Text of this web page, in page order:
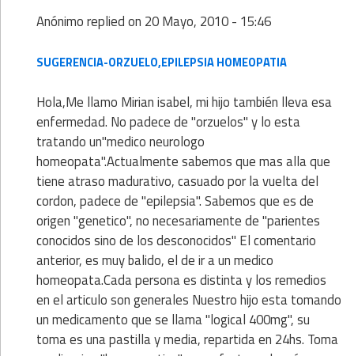
Anónimoreplied on 20 Mayo, 2010 - 15:46
SUGERENCIA-ORZUELO,EPILEPSIA HOMEOPATIA
Hola,Me llamo Mirian isabel, mi hijo también lleva esa
enfermedad. No padece de "orzuelos" y lo esta
tratando un"medico neurologo
homeopata".Actualmente sabemos que mas alla que
tiene atraso madurativo, casuado por la vuelta del
cordon, padece de "epilepsia". Sabemos que es de
origen "genetico", no necesariamente de "parientes
conocidos sino de los desconocidos" El comentario
anterior, es muy balido, el de ir a un medico
homeopata.Cada persona es distinta y los remedios
en el articulo son generales Nuestro hijo esta tomando
un medicamento que se llama "logical 400mg", su
toma es una pastilla y media, repartida en 24hs. Toma